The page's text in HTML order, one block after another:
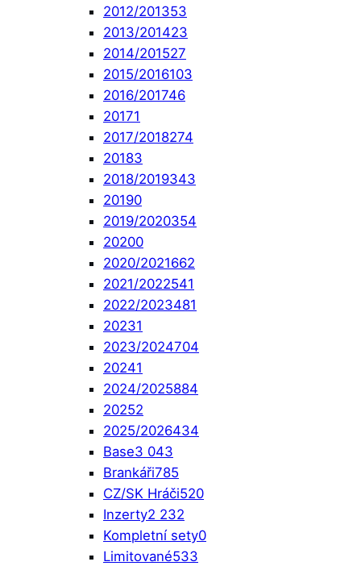
2012/201353
2013/201423
2014/201527
2015/2016103
2016/201746
20171
2017/2018274
20183
2018/2019343
20190
2019/2020354
20200
2020/2021662
2021/2022541
2022/2023481
20231
2023/2024704
20241
2024/2025884
20252
2025/2026434
Base3 043
Brankáři785
CZ/SK Hráči520
Inzerty2 232
Kompletní sety0
Limitované533